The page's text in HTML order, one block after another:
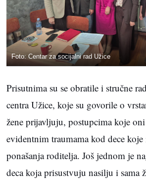
Foto: Centar za socijalni rad Užice
Prisutnima su se obratile i stručne
centra Užice, koje su govorile o
žene prijavljuju, postupcima koje
evidentnim traumama kod dece
ponašanja roditelja. Još jednom je
deca koja prisustvuju nasilju i sama